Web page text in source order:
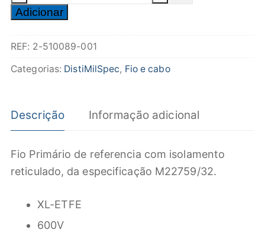
Fio
M22759/32-
22-
Adicionar
REF: 2-510089-001
Categorias: DistiMilSpec, Fio e cabo
Descrição Informação adicional
Fio Primário de referencia com isolamento
reticulado, da especificação M22759/32.
XL-ETFE
600V